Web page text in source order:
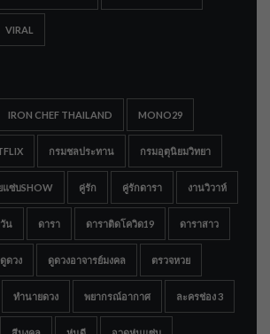
VIRAL
IRON CHEF THAILAND MONO29
กรมชลประทาน กรมอุตุนิยมวิทยา
แซ่บSHOW คู่รัก คู่รักดารา งานวิวาห์
น ดารา ดาราติดโควิด19 ดาราสาว
ดูดวง ดูดวงอาจารย์มงคล ตรวจหวย
ทำนายดวง พยากรณ์อากาศ ละครช่อง 3